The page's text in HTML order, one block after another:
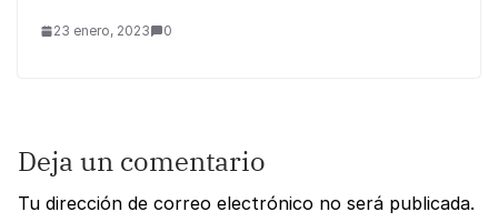
23 enero, 2023 0
Deja un comentario
Tu dirección de correo electrónico no será publicada.